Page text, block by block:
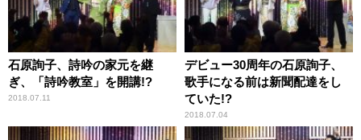
石原詢子、詩吟の家元を継
ぎ、「詩吟教室」を開講!?
2018.07.11
デビュー30周年の石原詢子、
歌手になる前は新聞配達をし
ていた!?
2018.07.04